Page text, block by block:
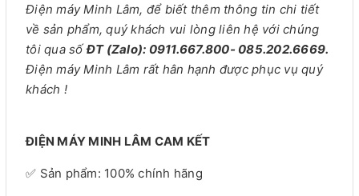
Điện máy Minh Lâm, để biết thêm thông tin chi tiết
về sản phẩm, quý khách vui lòng liên hệ với chúng
tôi qua sốĐT (Zalo): 0911.667.800- 085.202.6669.
Điện máy Minh Lâm rất hân hạnh được phục vụ quý
khách !
ĐIỆN MÁY MINH LÂM CAM KẾT
✅ Sản phẩm: 100% chính hãng